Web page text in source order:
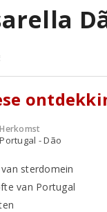
Herkomst
Portugal - Dão
sterdomein
van Portugal